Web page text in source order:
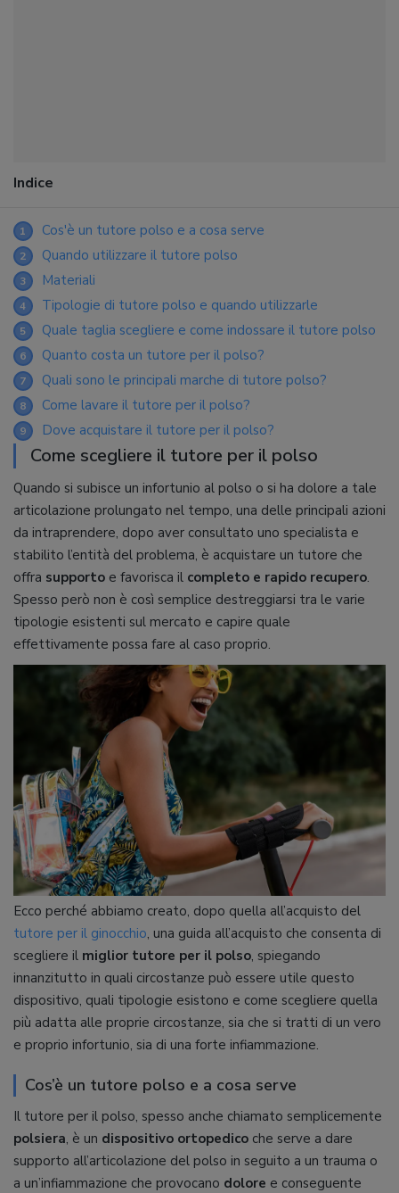
Indice
1 Cos'è un tutore polso e a cosa serve
2 Quando utilizzare il tutore polso
3 Materiali
4 Tipologie di tutore polso e quando utilizzarle
5 Quale taglia scegliere e come indossare il tutore polso
6 Quanto costa un tutore per il polso?
7 Quali sono le principali marche di tutore polso?
8 Come lavare il tutore per il polso?
9 Dove acquistare il tutore per il polso?
Come scegliere il tutore per il polso
Quando si subisce un infortunio al polso o si ha dolore a tale
articolazione prolungato nel tempo, una delle principali azioni
da intraprendere, dopo aver consultato uno specialista e
stabilito l’entità del problema, è acquistare un tutore che
offra supporto e favorisca il completo e rapido recupero.
Spesso però non è così semplice destreggiarsi tra le varie
tipologie esistenti sul mercato e capire quale
effettivamente possa fare al caso proprio.
Ecco perché abbiamo creato, dopo quella all’acquisto del
tutore per il ginocchio, una guida all’acquisto che consenta di
scegliere il miglior tutore per il polso, spiegando
innanzitutto in quali circostanze può essere utile questo
dispositivo, quali tipologie esistono e come scegliere quella
più adatta alle proprie circostanze, sia che si tratti di un vero
e proprio infortunio, sia di una forte infiammazione.
Cos’è un tutore polso e a cosa serve
Il tutore per il polso, spesso anche chiamato semplicemente
polsiera, è un dispositivo ortopedico che serve a dare
supporto all’articolazione del polso in seguito a un trauma o
a un’infiammazione che provocano dolore e conseguente